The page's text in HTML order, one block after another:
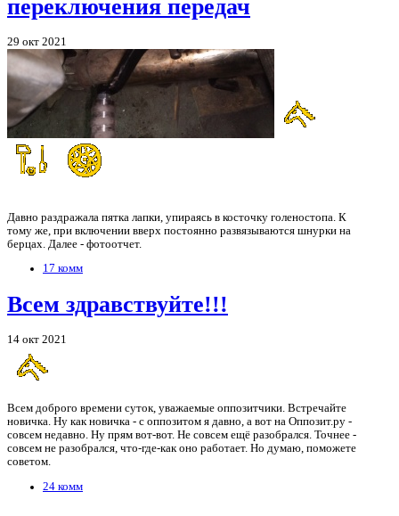
переключения передач
29 окт 2021
Давно раздражала пятка лапки, упираясь в косточку голеностопа. К
тому же, при включении вверх постоянно развязываются шнурки на
берцах. Далее - фотоотчет.
17 комм
Всем здравствуйте!!!
14 окт 2021
Всем доброго времени суток, уважаемые оппозитчики. Встречайте
новичка. Ну как новичка - с оппозитом я давно, а вот на Оппозит.ру -
совсем недавно. Ну прям вот-вот. Не совсем ещё разобрался. Точнее -
совсем не разобрался, что-где-как оно работает. Но думаю, поможете
советом.
24 комм